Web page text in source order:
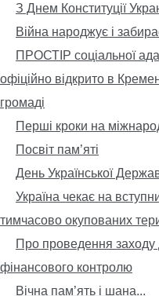
З Днем Конституції
Війна народжує і
ПРОСТІР соціальної
офіційно відкрито в
громаді
Перші кроки на
Посвіт пам’яті
День Української
Україна чекає на
тимчасово окупованих
Про проведення
фінансового контролю
Вічна пам’ять і шана...